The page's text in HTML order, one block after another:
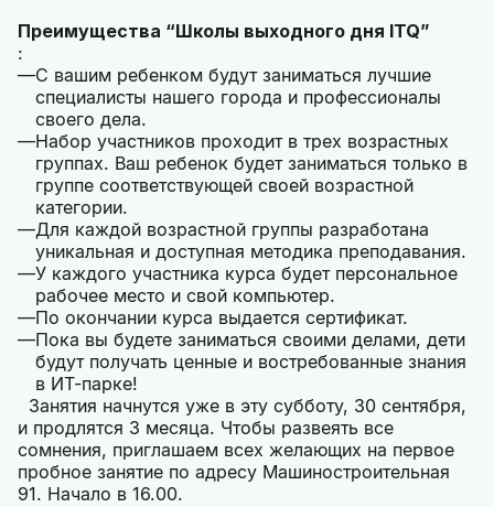
Преимущества “Школы выходного дня ITQ”
:
С вашим ребенком будут заниматься лучшие
специалисты нашего города и профессионалы
своего дела.
Набор участников проходит в трех возрастных
группах. Ваш ребенок будет заниматься только в
группе соответствующей своей возрастной
категории.
Для каждой возрастной группы разработана
уникальная и доступная методика преподавания.
У каждого участника курса будет персональное
рабочее место и свой компьютер.
По окончании курса выдается сертификат.
Пока вы будете заниматься своими делами, дети
будут получать ценные и востребованные знания
в ИТ-парке!
Занятия начнутся уже в эту субботу, 30 сентября,
и продлятся 3 месяца. Чтобы развеять все
сомнения, приглашаем всех желающих на первое
пробное занятие по адресу Машиностроительная
91. Начало в 16.00.